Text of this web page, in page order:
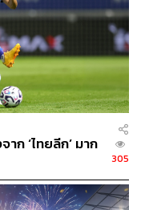
องเหล่านักเทนนิสที่
พื่อก้าวขึ้นไปคว้า
เรฟก็ยังโดดเด่นใน
7 รายการตลอดอาชีพ
ดินยุโรป (5 จาก 7
ก 2 สมัย แม้แต่เหรียญ
าก ‘ไทยลีก’ มาก
305